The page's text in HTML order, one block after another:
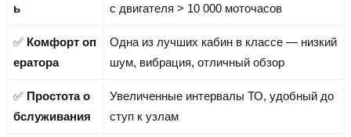
ь
с двигателя > 10 000 моточасов
✅ Комфорт оп
ератора
Одна из лучших кабин в классе — низкий
шум, вибрация, отличный обзор
✅ Простота о
бслуживания
Увеличенные интервалы ТО, удобный до
ступ к узлам